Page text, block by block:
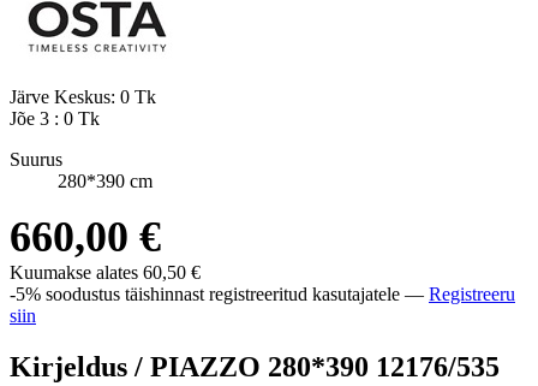
Järve Keskus: 0 Tk
Jõe 3 : 0 Tk
Suurus
280*390 cm
660,00 €
Kuumakse alates 60,50 €
-5% soodustus täishinnast registreeritud kasutajatele — Registreeru
siin
Kirjeldus / PIAZZO 280*390 12176/535